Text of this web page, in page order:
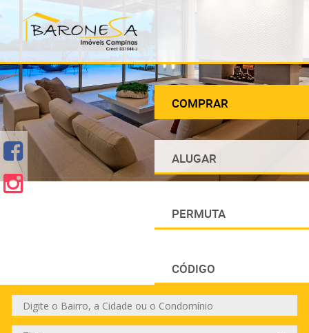
COMPRAR
ALUGAR
PERMUTA
CÓDIGO